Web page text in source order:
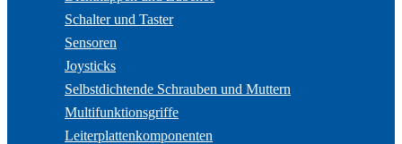
Schalter und Taster
Sensoren
Joysticks
Selbstdichtende Schrauben und Muttern
Multifunktionsgriffe
Leiterplattenkomponenten